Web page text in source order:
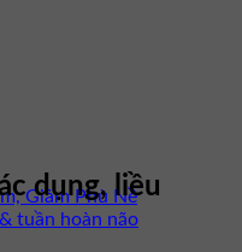
Giảm Phù Nề
tuần hoàn não
dụng, liều